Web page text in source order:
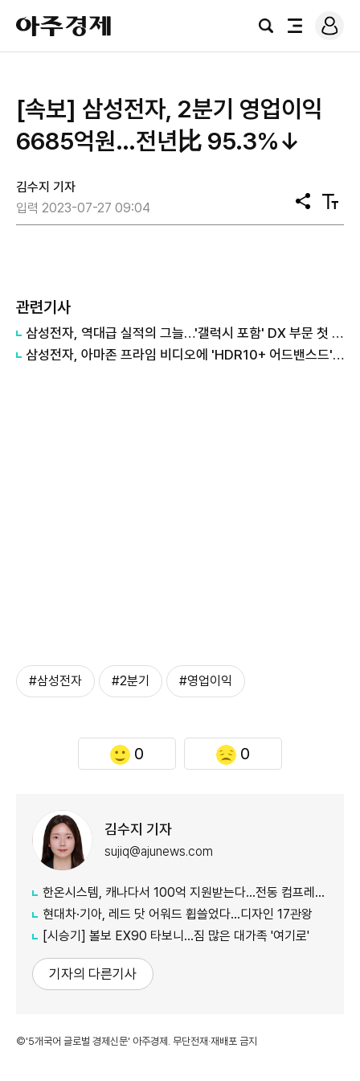
아
주
경
검
전
로
그
[속보] 삼성전자, 2분기 영업이익
6685억원…전년比 95.3%↓
김수지 기자
입력 2023-07-27 09:04
공
유
텍
스
관련기사
삼성전자, 역대급 실적의 그늘…'갤럭시 포함' DX 부문 첫 적자
삼성전자, 아마존 프라임 비디오에 'HDR10+ 어드밴스드' 기술 선보여
#삼성전자 #2분기 #영업이익
0 0
김수지 기자
sujiq@ajunews.com
한온시스템, 캐나다서 100억 지원받는다…전동 컴프레서 생산↑
현대차·기아, 레드 닷 어워드 휩쓸었다…디자인 17관왕
[시승기] 볼보 EX90 타보니…짐 많은 대가족 '여기로'
기자의 다른기사
©'5개국어 글로벌 경제신문' 아주경제. 무단전재·재배포 금지